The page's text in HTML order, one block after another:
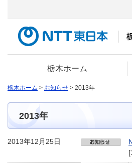
栃木ホーム
栃木ホーム > お知らせ > 2013年
2013年
2013年12月25日